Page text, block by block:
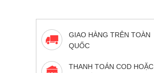
GIAO HÀNG TRÊN TOÀN
QUỐC
THANH TOÁN COD HOẶC